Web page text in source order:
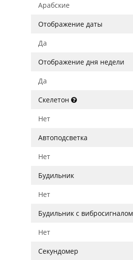
Арабские
Отображение даты
Да
Отображение дня недели
Да
Скелетон
Нет
Автоподсветка
Нет
Будильник
Нет
Будильник с вибросигналом
Нет
Секундомер